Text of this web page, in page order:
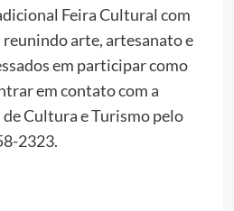
Feira Cultural com
arte, artesanato e
em participar como
em contato com a
Cultura e Turismo pelo
2323.